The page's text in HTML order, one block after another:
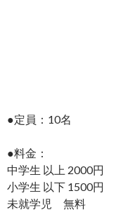
●定員：10名
●料金：
中学生 以上 2000円
小学生 以下 1500円
未就学児 無料